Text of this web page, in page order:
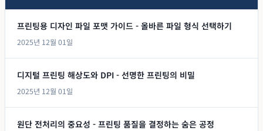
프린팅용 디자인 파일 포맷 가이드 - 올바른 파일 형식 선택하기
2025년 12월 01일
디지털 프린팅 해상도와 DPI - 선명한 프린팅의 비밀
2025년 12월 01일
원단 전처리의 중요성 - 프린팅 품질을 결정하는 숨은 공정